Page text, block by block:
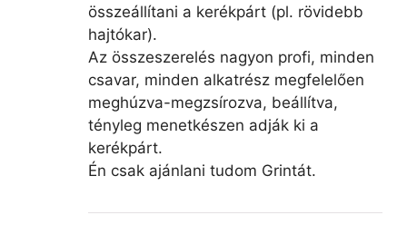
összeállítani a kerékpárt (pl. rövidebb
hajtókar).
Az összeszerelés nagyon profi, minden
csavar, minden alkatrész megfelelően
meghúzva-megzsírozva, beállítva,
tényleg menetkészen adják ki a
kerékpárt.
Én csak ajánlani tudom Grintát.